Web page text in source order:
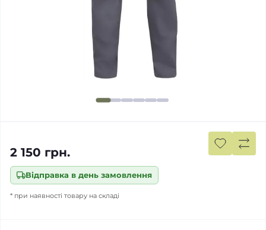
Відправка в день замовлення
* при наявності товару на складі
2 150 грн.